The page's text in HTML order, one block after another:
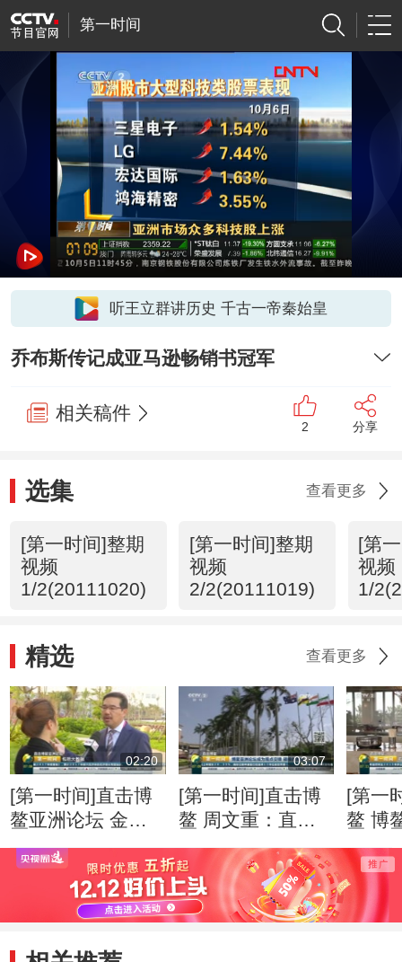
第一时间
听王立群讲历史 千古一帝秦始皇
乔布斯传记成亚马逊畅销书冠军
相关稿件
2 分享
选集 查看更多
[第一时间]整期
视频
1/2(20111020)
[第一时间]整期
视频
2/2(20111019)
[第
视频
1/
精选 查看更多
02:20
[第一时间]直击博
鳌亚洲论坛 金融
科技快速“生长” 监
管面临更多挑战
03:07
[第一时间]直击博
鳌 周文重：直面
逆全球化思潮 亚
洲应发出自己的声
音
[第一
鳌 博
2017
就绪